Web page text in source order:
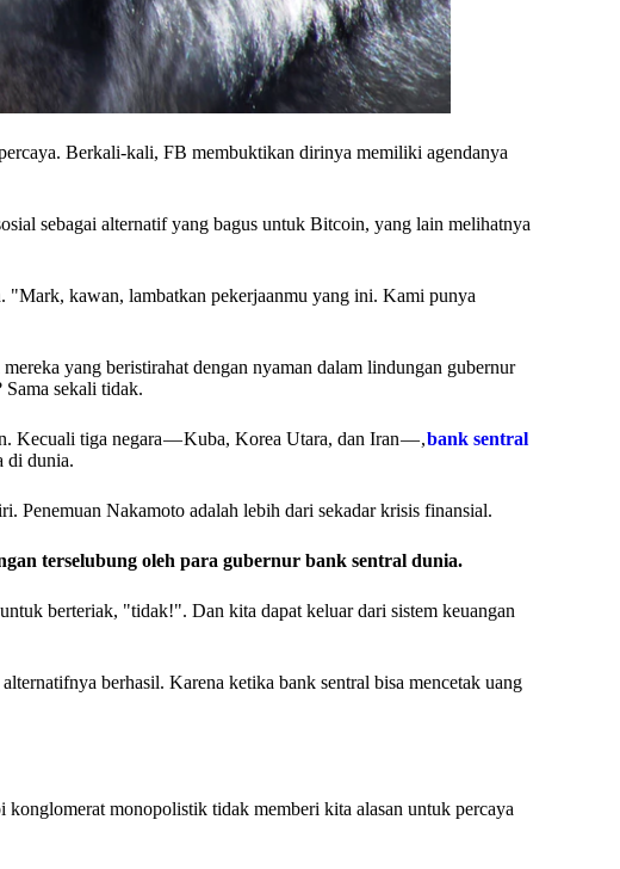
Berkali-kali, FB membuktikan dirinya memiliki agendanya
sebagai alternatif yang bagus untuk Bitcoin, yang lain melihatnya
kawan, lambatkan pekerjaanmu yang ini. Kami punya
yang beristirahat dengan nyaman dalam lindungan gubernur
Sama sekali tidak.
Kecuali tiga negara — Kuba, Korea Utara, dan Iran — ,bank sentral
di dunia.
Penemuan Nakamoto adalah lebih dari sekadar krisis finansial.
terselubung oleh para gubernur bank sentral dunia.
berteriak, "tidak!". Dan kita dapat keluar dari sistem keuangan
berhasil. Karena ketika bank sentral bisa mencetak uang
monopolistik tidak memberi kita alasan untuk percaya